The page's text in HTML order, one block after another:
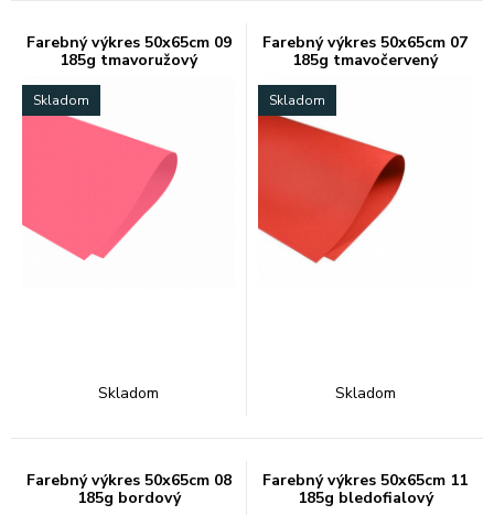
Farebný výkres 50x65cm 09
185g tmavoružový
Skladom
Skladom
Farebný výkres 50x65cm 07
185g tmavočervený
Skladom
Skladom
Farebný výkres 50x65cm 08
185g bordový
Farebný výkres 50x65cm 11
185g bledofialový